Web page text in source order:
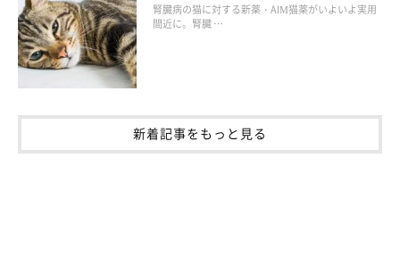
腎臓病の猫に対する新薬・AIM猫薬がいよいよ実用
間近に。腎臓 …
新着記事をもっと見る